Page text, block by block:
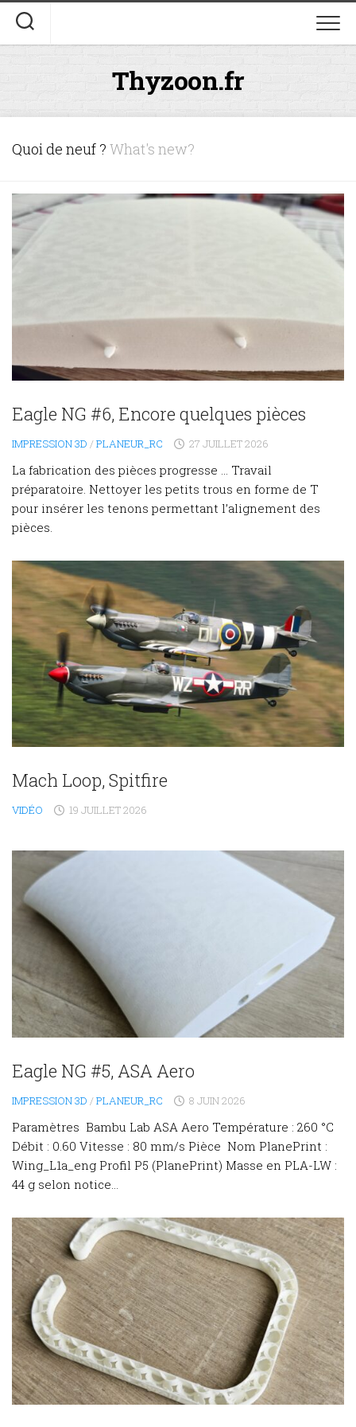
Skip
content
Thyzoon.fr
Quoi de neuf ? What's new?
Eagle NG #6, Encore quelques pièces
IMPRESSION 3D /PLANEUR_RC 27 JUILLET 2026
La fabrication des pièces progresse … Travail
préparatoire. Nettoyer les petits trous en forme de T
pour insérer les tenons permettant l’alignement des
pièces.
Mach Loop, Spitfire
VIDÉO 19 JUILLET 2026
Eagle NG #5, ASA Aero
IMPRESSION 3D /PLANEUR_RC 8 JUIN 2026
Paramètres Bambu Lab ASA Aero Température : 260 °C
Débit : 0.60 Vitesse : 80 mm/s Pièce Nom PlanePrint :
Wing_L1a_eng Profil P5 (PlanePrint) Masse en PLA-LW :
44 g selon notice...